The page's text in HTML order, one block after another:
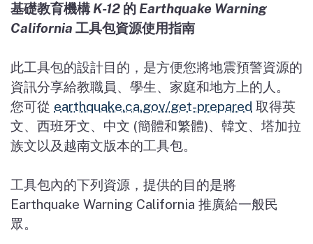
基礎教育機構K-12 的 Earthquake Warning
California 工具包資源使用指南
此工具包的設計目的，是方便您將地震預警資源的
資訊分享給教職員、學生、家庭和地方上的人。
您可從 earthquake.ca.gov/get-prepared 取得英
文、西班牙文、中文 (簡體和繁體)、韓文、塔加拉
族文以及越南文版本的工具包。
工具包內的下列資源，提供的目的是將
Earthquake Warning California 推廣給一般民
眾。